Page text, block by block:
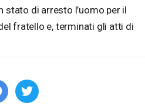
di arresto l’uomo per il
fratello e, terminati gli atti di